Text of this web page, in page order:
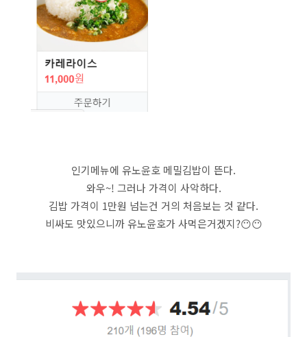
인기메뉴에 유노윤호 메밀김밥이 뜬다.
와우~! 그러나 가격이 사악하다.
김밥 가격이 1만원 넘는건 거의 처음보는 것 같다.
비싸도 맛있으니까 유노윤호가 사먹은거겠지?😶😶